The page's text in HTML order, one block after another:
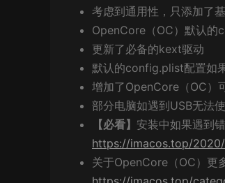
考虑到通用性，只添加了
OpenCore（OC）默认
更新了必备的kext驱动
默认的config.plist配置如
增加了OpenCore（OC）
部分电脑如遇到USB无法
【必看】 安装中如果遇到
https://imacos.top/
关于OpenCore（OC）更